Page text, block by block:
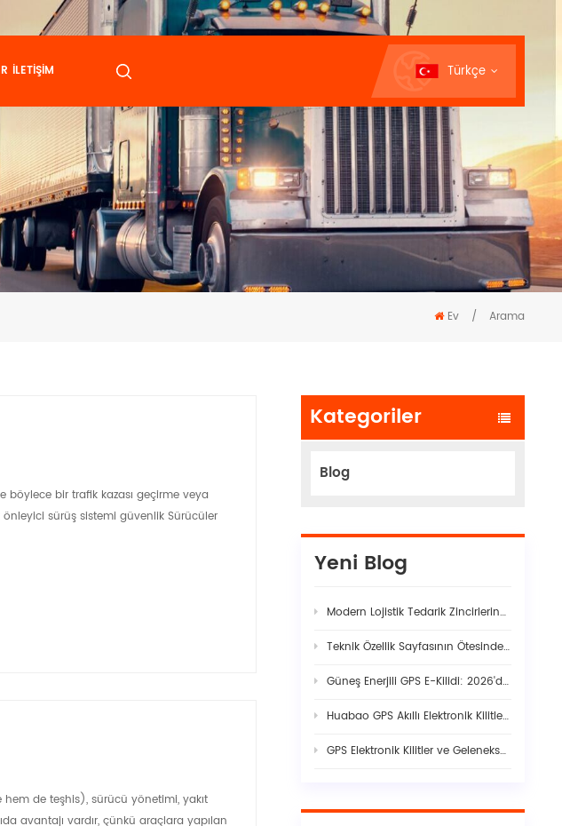
İLETIŞIM Türkçe
Ev / Arama
böylece bir trafik kazası geçirme veya
sürüş sistemi güvenlik Sürücüler
hem de teşhis), sürücü yönetimi, yakıt
avantajı vardır, çünkü araçlara yapılan
Kategoriler
Blog
Yeni Blog
Modern Lojistik Tedarik Zincirlerindeki Gizli Güvenlik Açıkları
Teknik Özellik Sayfasının Ötesinde: Gerçek Filo Yapay Zekâ Araç Kamerası Kararlılığı Neden Titiz Donanım-Yazılım Birlikteliği Gerektirir
Güneş Enerjili GPS E-Kilidi: 2026'da Akıllı Kargo Güvenliği İçin Eksiksiz Rehber
Huabao GPS Akıllı Elektronik Kilitler: Dijital Sınır Kontrolü ile Gümrük Verimliliğinde ve Sınır Ötesi Lojistikte Devrim Yaratıyor
GPS Elektronik Kilitler ve Geleneksel Mühürler: Modern Kargo Güvenliğine Mühendislik Açısından Görünürlük